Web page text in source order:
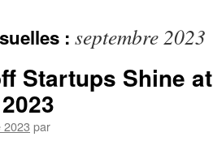
: septembre 2023
Startups Shine
2023 par